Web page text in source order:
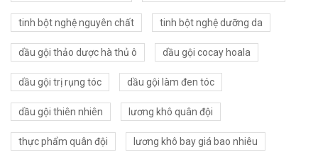
tinh bột nghệ nguyên chất tinh bột nghệ dưỡng da
dầu gội thảo dược hà thủ ô dầu gội cocay hoala
dầu gội trị rụng tóc dầu gội làm đen tóc
dầu gội thiên nhiên lương khô quân đội
thực phẩm quân đội lương khô bay giá bao nhiêu